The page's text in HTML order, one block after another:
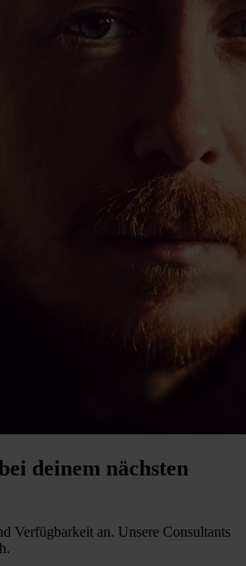
deinem nächsten
Verfügbarkeit an. Unsere Consultants